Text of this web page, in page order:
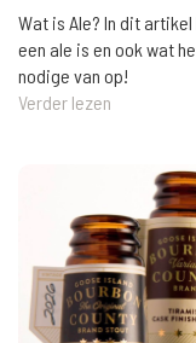
Wat is Ale? In dit
een ale is en ook wat
nodige van op!
Verder lezen